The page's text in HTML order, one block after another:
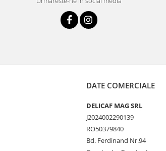
DATE COMERCIALE
DELICAF MAG SRL
J2024002290139
RO50379840
Bd. Ferdinand Nr.94